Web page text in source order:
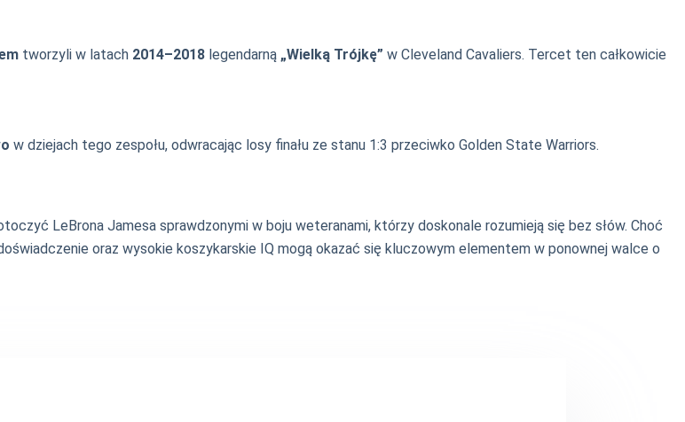
tworzyli w latach 2014–2018 legendarną „Wielką Trójkę” w Cleveland Cavaliers. Tercet ten całkowicie
w dziejach tego zespołu, odwracając losy finału ze stanu 1:3 przeciwko Golden State Warriors.
LeBrona Jamesa sprawdzonymi w boju weteranami, którzy doskonale rozumieją się bez słów. Choć
oraz wysokie koszykarskie IQ mogą okazać się kluczowym elementem w ponownej walce o